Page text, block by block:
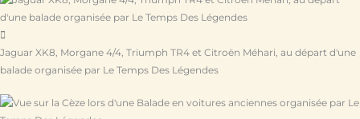
Jaguar XK8, Morgane 4/4, Triumph TR4 et Citroën Méhari, au départ d'une
balade organisée par Le Temps Des Légendes